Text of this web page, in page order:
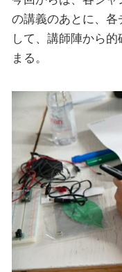
の講義のあとに、
して、講師陣から
まる。